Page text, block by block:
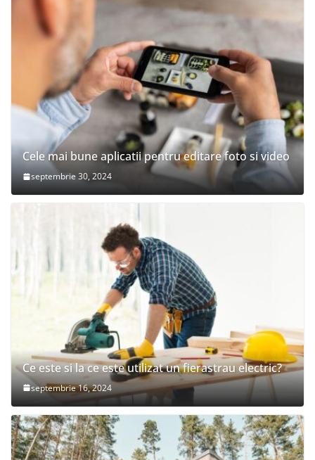
Cele mai bune aplicatii pentru editare foto si video
septembrie 30, 2024
Ce este si la ce este utilizat un fierastrau electric?
septembrie 16, 2024